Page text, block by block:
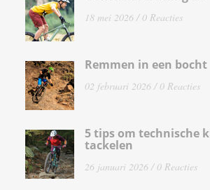
18 mei 2026 / 0 Reacties
Remmen in een bocht
02 februari 2026 / 0 Reacties
5 tips om technische
tackelen
26 januari 2026 / 0 Reacties